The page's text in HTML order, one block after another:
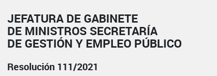
JEFATURA DE GABINETE
DE MINISTROS SECRETARÍA
DE GESTIÓN Y EMPLEO PÚBLICO
Resolución 111/2021